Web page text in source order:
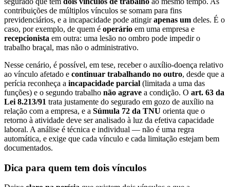
contribuições de múltiplos vínculos se somam para fins
previdenciários, e a incapacidade pode atingirapenas um deles. É o
caso, por exemplo, de quem é operário em uma empresa e
recepcionista em outra: uma lesão no ombro pode impedir o
trabalho braçal, mas não o administrativo.
Nesse cenário, é possível, em tese, receber o auxílio-doença relativo
ao vínculo afetado e continuar trabalhando no outro, desde que a
perícia reconheça a incapacidade parcial (limitada a uma das
funções) e o segundo trabalho não agrave a condição. O art. 63 da
Lei 8.213/91 trata justamente do segurado em gozo de auxílio na
relação com a empresa, e a Súmula 72 da TNU orienta que o
retorno à atividade deve ser analisado à luz da efetiva capacidade
laboral. A análise é técnica e individual — não é uma regra
automática, e exige que cada vínculo e cada limitação estejam bem
documentados.
Dica para quem tem dois vínculos